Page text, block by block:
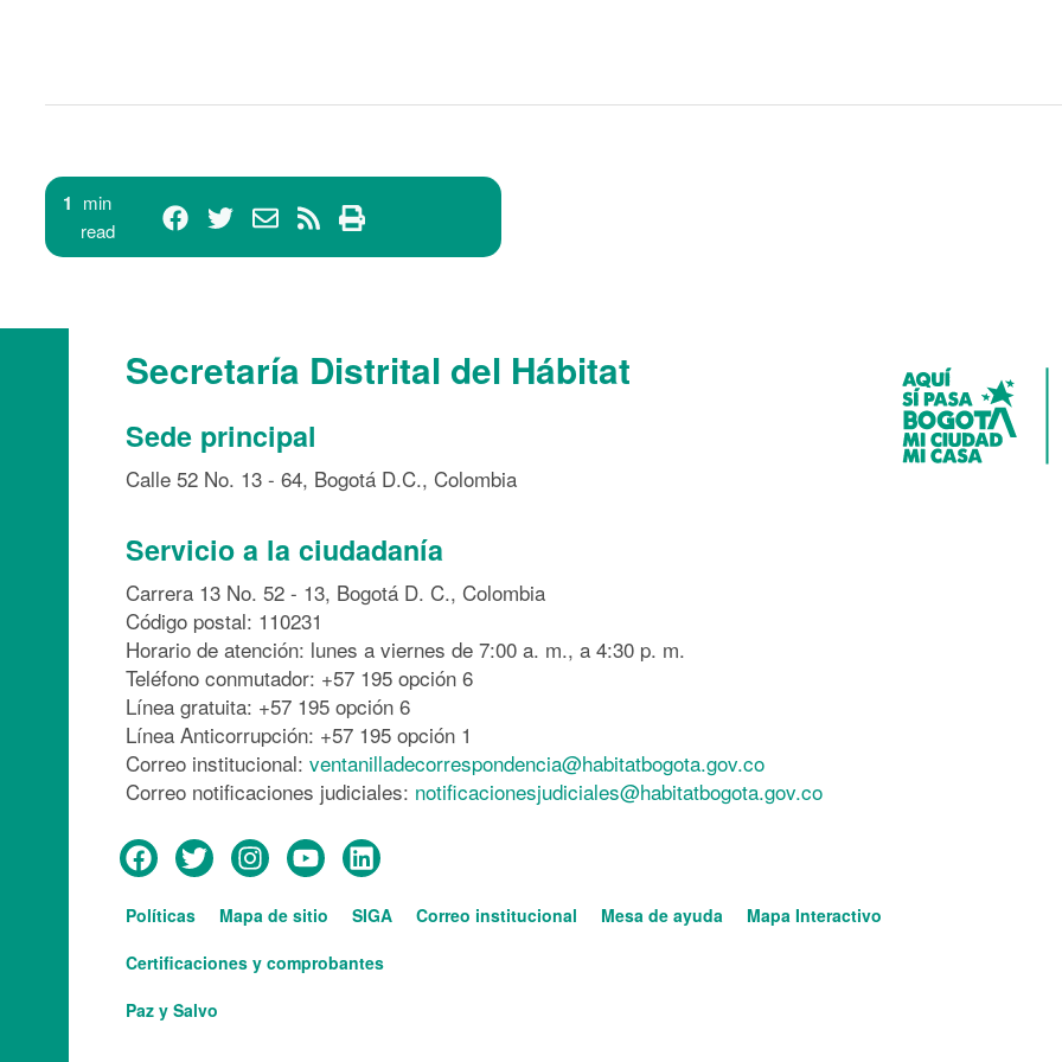
1 min
read
Secretaría Distrital del Hábitat
Sede principal
Calle 52 No. 13 - 64, Bogotá D.C., Colombia
Servicio a la ciudadanía
Carrera 13 No. 52 - 13, Bogotá D. C., Colombia
Código postal: 110231
Horario de atención: lunes a viernes de 7:00 a. m., a 4:30 p. m.
Teléfono conmutador: +57 195 opción 6
Línea gratuita: +57 195 opción 6
Línea Anticorrupción: +57 195 opción 1
Correo institucional:ventanilladecorrespondencia@habitatbogota.gov.co
Correo notificaciones judiciales: notificacionesjudiciales@habitatbogota.gov.co
Menú
pie
Políticas Mapa de sitio SIGA Correo institucional Mesa de ayuda Mapa Interactivo
Services
Certificaciones y comprobantes
Paz y Salvo